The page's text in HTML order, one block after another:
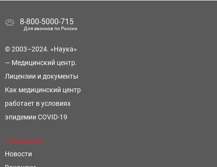
8-800-5000-715
Для звонков по России
© 2003–2024. «Наука»
— Медицинский центр.
Лицензии и документы
Как медицинский центр
работает в условиях
эпидемии COVID-19
О компании
Новости